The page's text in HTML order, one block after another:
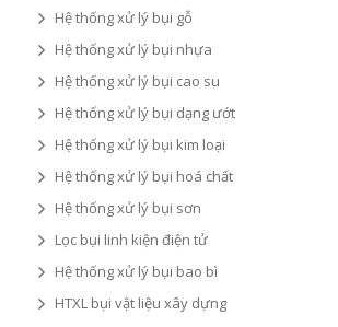
Hệ thống xử lý bụi gỗ
Hệ thống xử lý bụi nhựa
Hệ thống xử lý bụi cao su
Hệ thống xử lý bụi dạng ướt
Hệ thống xử lý bụi kim loại
Hệ thống xử lý bụi hoá chất
Hệ thống xử lý bụi sơn
Lọc bụi linh kiện điện tử
Hệ thống xử lý bụi bao bì
HTXL bụi vật liệu xây dựng